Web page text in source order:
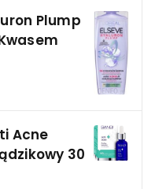
Plump
Acne
30